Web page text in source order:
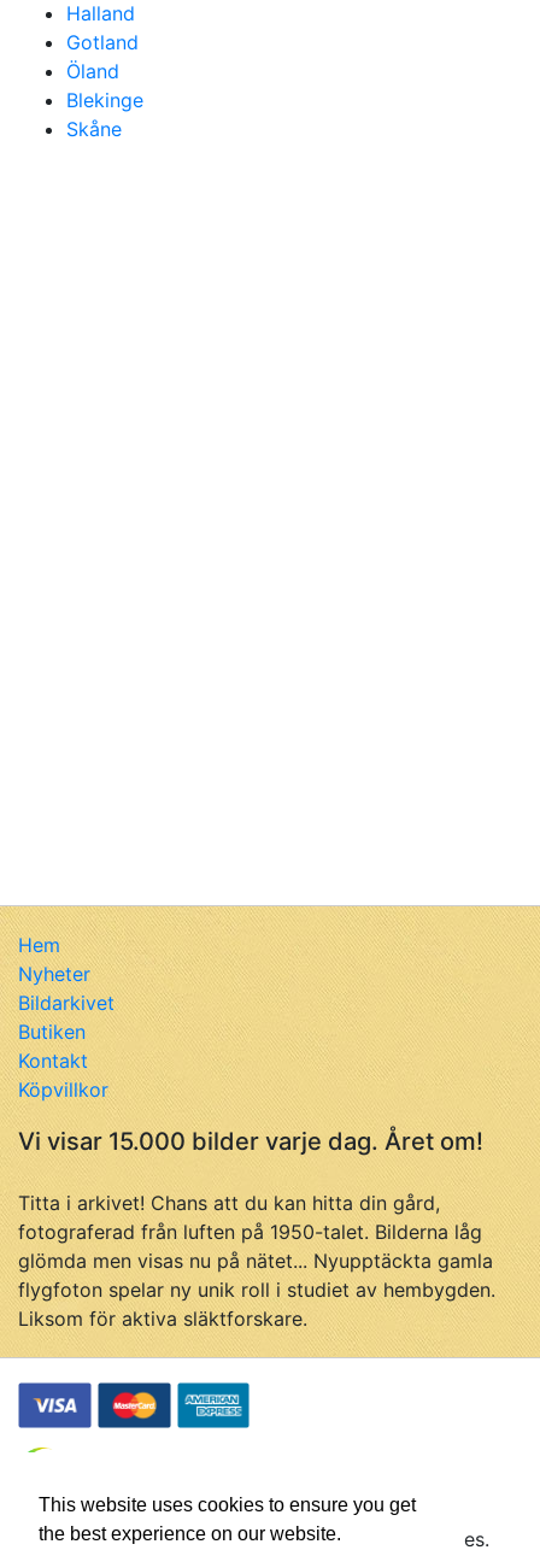
This website uses cookies to ensure you get
the best experience on our website.
Halland
Gotland
Öland
Blekinge
Skåne
Hem
Nyheter
Bildarkivet
Butiken
Kontakt
Köpvillkor
Vi visar 15.000 bilder varje dag. Året om!
Titta i arkivet! Chans att du kan hitta din gård,
fotograferad från luften på 1950-talet. Bilderna låg
glömda men visas nu på nätet... Nyupptäckta gamla
flygfoton spelar ny unik roll i studiet av hembygden.
Liksom för aktiva släktforskare.
© Flygfotohistoria, samtliga rättigheter förbehålles.